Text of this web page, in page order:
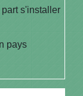
s'installer
pays